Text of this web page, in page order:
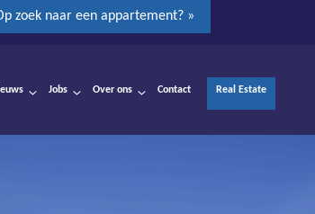
zoek naar een appartement? »
Jobs Over ons Contact Real Estate